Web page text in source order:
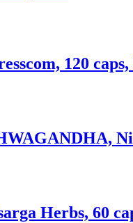
120
Herbs, 60